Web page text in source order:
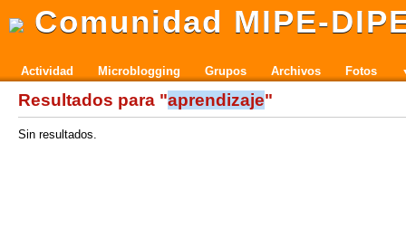
Comunidad MIPE-
Actividad Microblogging Grupos Archivos Fotos
Resultados para "aprendizaje"
Sin resultados.